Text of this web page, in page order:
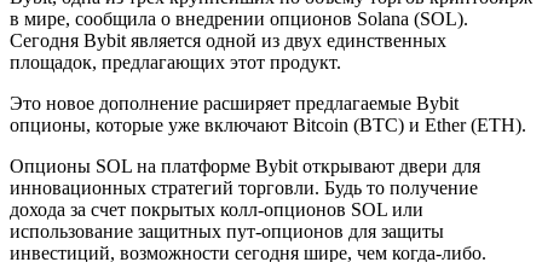
в мире, сообщила о внедрении опционов Solana (SOL).
Сегодня Bybit является одной из двух единственных
площадок, предлагающих этот продукт.
Это новое дополнение расширяет предлагаемые Bybit
опционы, которые уже включают Bitcoin (BTC) и Ether (ETH).
Опционы SOL на платформе Bybit открывают двери для
инновационных стратегий торговли. Будь то получение
дохода за счет покрытых колл-опционов SOL или
использование защитных пут-опционов для защиты
инвестиций, возможности сегодня шире, чем когда-либо.